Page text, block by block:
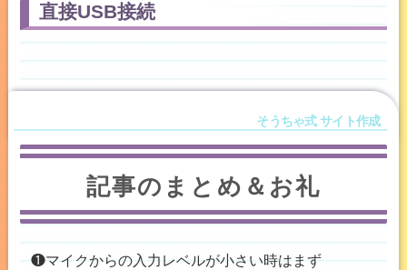
直接USB接続
記事のまとめ＆お礼
❶マイクからの入力レベルが小さい時はまず